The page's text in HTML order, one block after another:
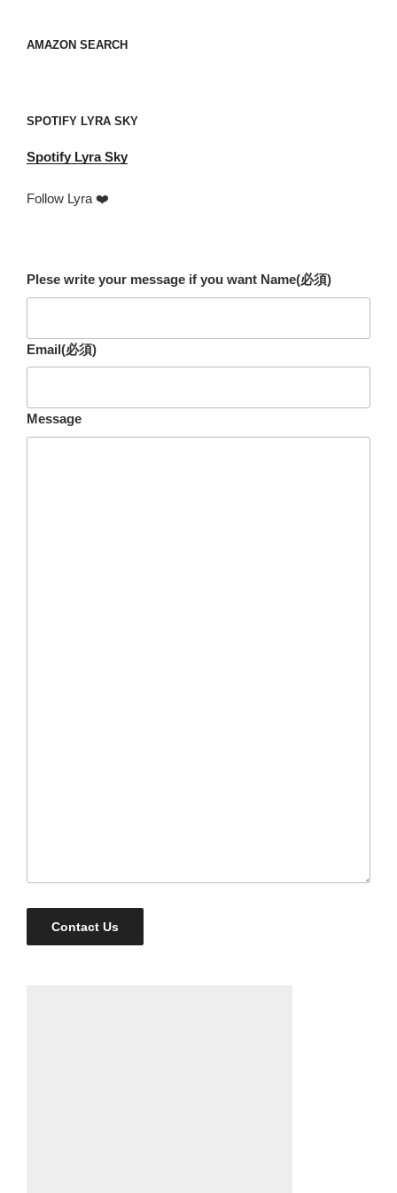
your
AMAZON SEARCH
SPOTIFY LYRA SKY
Spotify Lyra Sky
Follow Lyra ❤️
Plese write your message if you want Name(必須)
Email(必須)
Message
Contact Us